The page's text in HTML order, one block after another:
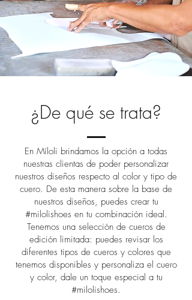
¿De qué se trata?
En Míloli brindamos la opción a todas
nuestras clientas de poder personalizar
nuestros diseños respecto al color y tipo de
cuero. De esta manera sobre la base de
nuestros diseños, puedes crear tu
#milolishoes en tu combinación ideal.
Tenemos una selección de cueros de
edición limitada: puedes revisar los
diferentes tipos de cueros y colores que
tenemos disponibles y personaliza el cuero
y color, dale un toque especial a tu
#milolishoes.